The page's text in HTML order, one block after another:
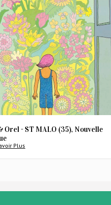
Orel - ST MALO (35), Nouvelle
Plus